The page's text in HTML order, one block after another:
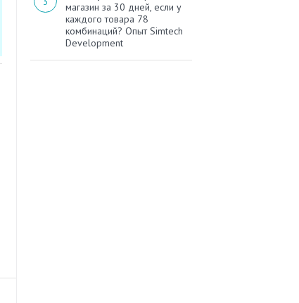
магазин за 30 дней, если у
каждого товара 78
комбинаций? Опыт Simtech
Development